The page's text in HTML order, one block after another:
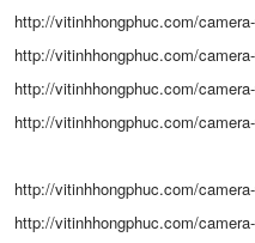
http://vitinhhongphuc.com/
http://vitinhhongphuc.com/
http://vitinhhongphuc.com/
http://vitinhhongphuc.com/
http://vitinhhongphuc.com/
http://vitinhhongphuc.com/